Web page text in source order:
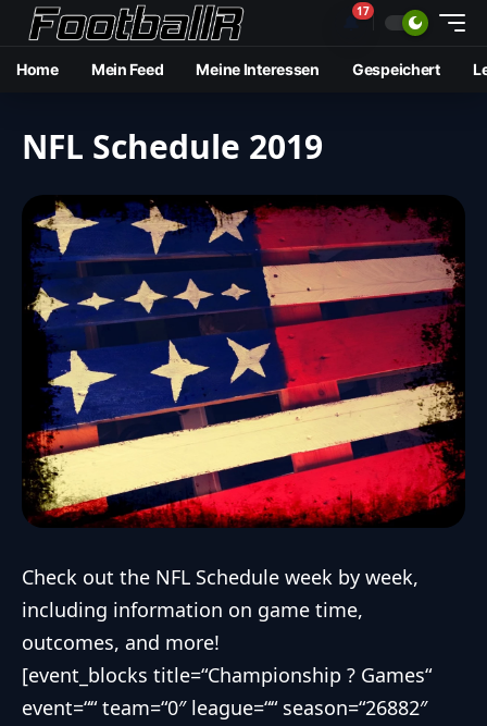
🔔17
Home Mein Feed Meine Interessen Gespeichert
NFL Schedule 2019
Check out the NFL Schedule week by week,
including information on game time,
outcomes, and more!
[event_blocks title=“Championship ? Games“
event=““ team=“0″ league=““ season=“26882″